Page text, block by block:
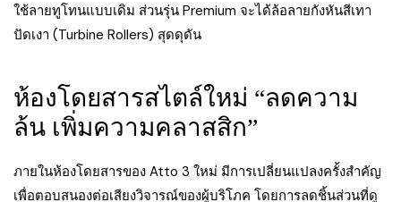
ใช้ลายทูโทนแบบเดิม ส่วนรุ่น Premium จะได้ล้อลายกังหันสีเทา
ปัดเงา (Turbine Rollers) สุดดุดัน
ห้องโดยสารสไตล์ใหม่ “ลดความ
ล้น เพิ่มความคลาสสิก”
ภายในห้องโดยสารของ Atto 3 ใหม่ มีการเปลี่ยนแปลงครั้งสำคัญ
เพื่อตอบสนองต่อเสียงวิจารณ์ของผู้บริโภค โดยการลดชิ้นส่วนที่ดู